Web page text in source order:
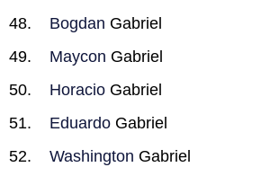
Bogdan Gabriel
Maycon Gabriel
Horacio Gabriel
Eduardo Gabriel
Washington Gabriel